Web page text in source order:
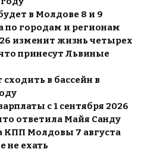
в Молдове 8 и 9
по городам и регионам
изменит жизнь четырех
принесут Львиные
в бассейн в
с 1 сентября 2026
ответила Майя Санду
КПП Молдовы 7 августа
не ехать